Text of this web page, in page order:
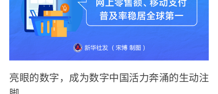
亮眼的数字，成为数字中国活力奔涌的生动注